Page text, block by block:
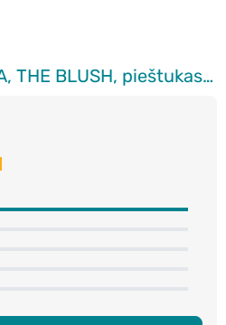
Atsiliepimai ISADORA, THE BLUSH, pieštukas, 5.5 g